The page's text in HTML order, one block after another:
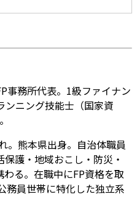
事務所代表。1級ファイナン
ンニング技能士（国家資
。熊本県出身。自治体職員
保護・地域おこし・防災・
る。在職中にFP資格を取
務員世帯に特化した独立系